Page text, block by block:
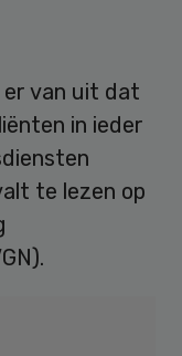
er van uit dat
in ieder
te lezen op